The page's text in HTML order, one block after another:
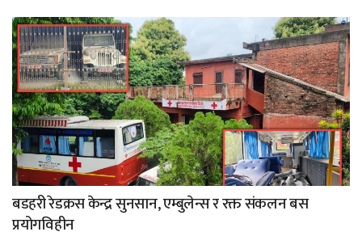
बडहरी रेडक्रस केन्द्र सुनसान, एम्बुलेन्स र रक्त संकलन बस
प्रयोगविहीन